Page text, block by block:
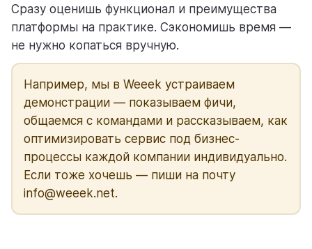
Сразу оценишь функционал и преимущества
платформы на практике. Сэкономишь время —
не нужно копаться вручную.
Например, мы в Weeek устраиваем
демонстрации — показываем фичи,
общаемся с командами и рассказываем, как
оптимизировать сервис под бизнес-
процессы каждой компании индивидуально.
Если тоже хочешь — пиши на почту
info@weeek.net.